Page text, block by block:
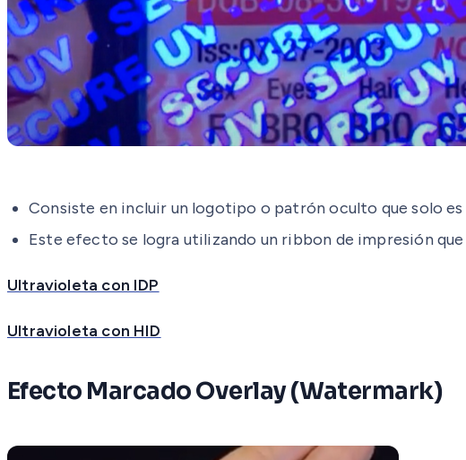
Consiste en incluir un logotipo o patrón oculto que solo
Este efecto se logra utilizando un ribbon de impresión
Ultravioleta con IDP
Ultravioleta con HID
Efecto Marcado Overlay (Watermark)